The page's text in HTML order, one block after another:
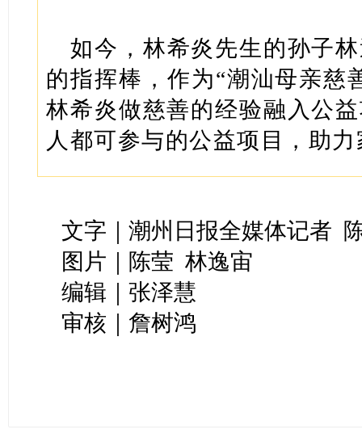
如今，林希炎先生的孙子
的指挥棒，作为“潮汕母亲慈
林希炎做慈善的经验融入公
人都可参与的公益项目，助
文字｜潮州日报全媒体记者
图片｜陈莹 林逸宙
编辑｜张泽慧
审核｜詹树鸿